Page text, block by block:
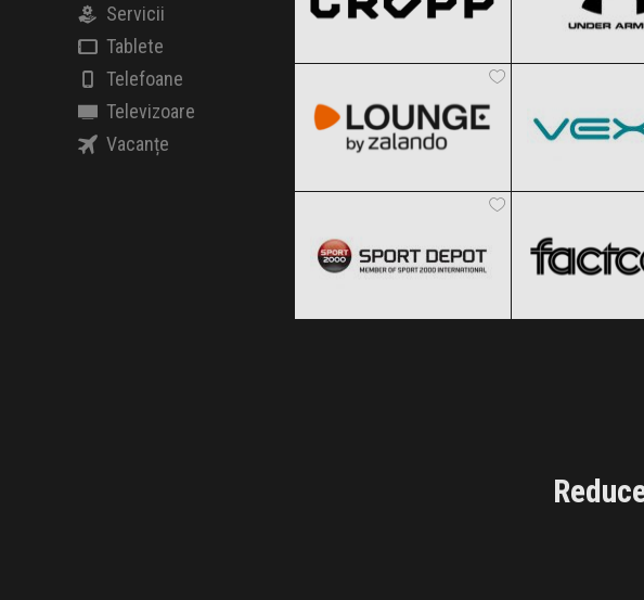
Servicii
Tablete
Telefoane
Televizoare
Vacanțe
Clic și Vezi Ofertele! Clic și Vezi
Clic și Vezi Ofertele! Clic și Vezi
Clic și Vezi Ofertele! Clic și Vezi